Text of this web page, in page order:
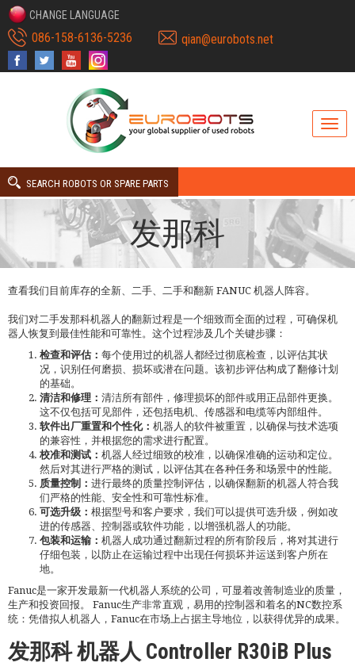
CHANGE LANGUAGE
086-158-6136-5236 qian@eurobots.net
SEARCH ROBOTS OR SPARE PARTS
发那科
查看我们目前库存的全新、二手、二手和翻新 FANUC 机器人阵容。
我们对二手发那科机器人的翻新过程是一个细致而全面的过程，可确保机
器人恢复到最佳性能和可靠性。这个过程涉及几个关键步骤：
检查和评估： 每个使用过的机器人都经过彻底检查，以评估其状
况，识别任何磨损、损坏或潜在问题。该初步评估构成了翻修计划
的基础。
清洁和修理： 清洁所有部件，修理损坏的部件或用正品部件更换。
这不仅包括可见部件，还包括电机、传感器和电缆等内部组件。
软件出厂重置和个性化： 机器人的软件被重置，以确保与技术选项
的兼容性，并根据您的需求进行配置。
校准和测试： 机器人经过细致的校准，以确保准确的运动和定位。
然后对其进行严格的测试，以评估其在各种任务和场景中的性能。
质量控制： 进行最终的质量控制评估，以确保翻新的机器人符合我
们严格的性能、安全性和可靠性标准。
可选升级： 根据型号和客户要求，我们可以提供可选升级，例如改
进的传感器、控制器或软件功能，以增强机器人的功能。
包装和运输： 机器人成功通过翻新过程的所有阶段后，将对其进行
仔细包装，以防止在运输过程中出现任何损坏并运送到客户所在
地。
Fanuc是一家开发最新一代机器人系统的公司，可显着改善制造业的质量，
生产和投资回报。 Fanuc生产非常直观，易用的控制器和着名的NC数控系
统：凭借拟人机器人，Fanuc在市场上占据主导地位，以获得优异的成果。
发那科 机器人 Controller R30iB Plus